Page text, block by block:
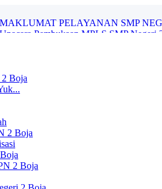
Upacara Pembukaan MPLS SMP Negeri
SMP Negeri 2 Boja Melaksanakan In
SMP Negeri 2 Boja Resmi Umumkan
Pengimbasan Adiwiyata SMP Negeri 2
MAKLUMAT PELAYANAN SMP
Boja
2 Boja
2 Boja